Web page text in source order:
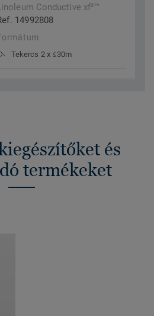
Conductive xf²™
14992808
Tekercs 2 x ≤30m
és
termékeket